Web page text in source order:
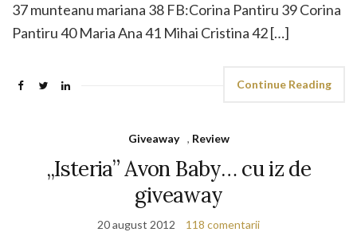
37 munteanu mariana 38 FB:Corina Pantiru 39 Corina
Pantiru 40 Maria Ana 41 Mihai Cristina 42 […]
Continue Reading
Giveaway , Review
„Isteria” Avon Baby… cu iz de
giveaway
20 august 2012 118 comentarii